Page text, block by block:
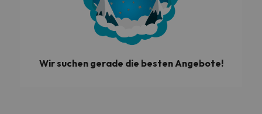
Wir suchen gerade die besten Angebote!